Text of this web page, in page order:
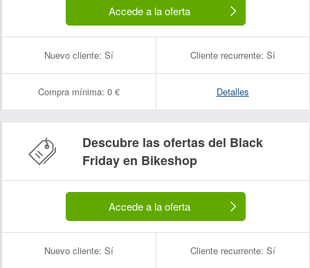
Accede a la oferta
Nuevo cliente: Sí Cliente recurrente: Sí
Compra mínima: 0 € Detalles
Descubre las ofertas del Black
Friday en Bikeshop
Accede a la oferta
Nuevo cliente: Sí Cliente recurrente: Sí